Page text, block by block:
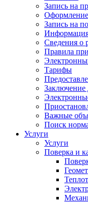
Запись на
Запись на
Сведения о
Правила
Тарифы
Заключение
Важные
Поиск
Услуги
Услуги
Поверка и